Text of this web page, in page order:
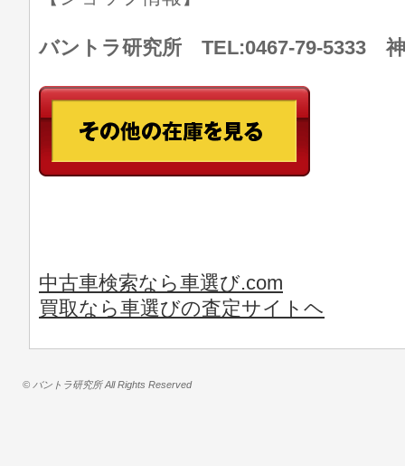
バントラ研究所 TEL:0467-79-5333 神
中古車検索なら車選び.com
買取なら車選びの査定サイトヘ
© バントラ研究所 All Rights Reserved